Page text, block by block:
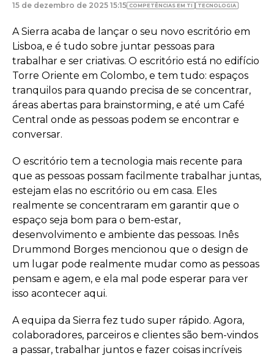
15 de dezembro de 2025 15:15 COMPETÊNCIAS EM TI TECNOLOGIA
A Sierra acaba de lançar o seu novo escritório em
Lisboa, e é tudo sobre juntar pessoas para
trabalhar e ser criativas. O escritório está no edifício
Torre Oriente em Colombo, e tem tudo: espaços
tranquilos para quando precisa de se concentrar,
áreas abertas para brainstorming, e até um Café
Central onde as pessoas podem se encontrar e
conversar.
O escritório tem a tecnologia mais recente para
que as pessoas possam facilmente trabalhar juntas,
estejam elas no escritório ou em casa. Eles
realmente se concentraram em garantir que o
espaço seja bom para o bem-estar,
desenvolvimento e ambiente das pessoas. Inês
Drummond Borges mencionou que o design de
um lugar pode realmente mudar como as pessoas
pensam e agem, e ela mal pode esperar para ver
isso acontecer aqui.
A equipa da Sierra fez tudo super rápido. Agora,
colaboradores, parceiros e clientes são bem-vindos
a passar, trabalhar juntos e fazer coisas incríveis